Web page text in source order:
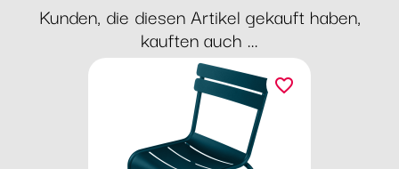
Kunden, die diesen Artikel gekauft haben,
kauften auch ...
favorite_border